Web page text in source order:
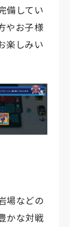
備してい
やお子様
楽しみい
場などの
かな対戦